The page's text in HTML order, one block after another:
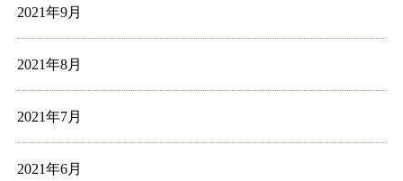
2021年9月
2021年8月
2021年7月
2021年6月